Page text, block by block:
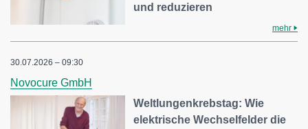
und reduzieren
mehr
30.07.2026 – 09:30
Novocure GmbH
Weltlungenkrebstag: Wie
elektrische Wechselfelder die